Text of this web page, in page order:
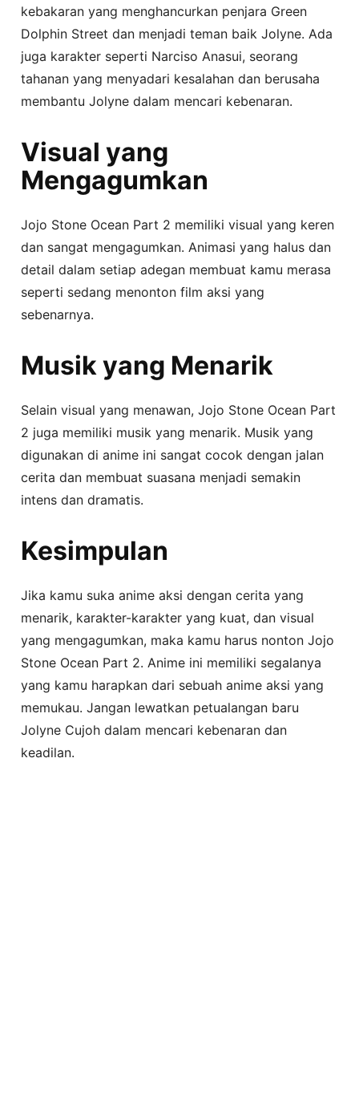
kebakaran yang menghancurkan penjara Green
Dolphin Street dan menjadi teman baik Jolyne. Ada
juga karakter seperti Narciso Anasui, seorang
tahanan yang menyadari kesalahan dan berusaha
membantu Jolyne dalam mencari kebenaran.
Visual yang
Mengagumkan
Jojo Stone Ocean Part 2 memiliki visual yang keren
dan sangat mengagumkan. Animasi yang halus dan
detail dalam setiap adegan membuat kamu merasa
seperti sedang menonton film aksi yang
sebenarnya.
Musik yang Menarik
Selain visual yang menawan, Jojo Stone Ocean Part
2 juga memiliki musik yang menarik. Musik yang
digunakan di anime ini sangat cocok dengan jalan
cerita dan membuat suasana menjadi semakin
intens dan dramatis.
Kesimpulan
Jika kamu suka anime aksi dengan cerita yang
menarik, karakter-karakter yang kuat, dan visual
yang mengagumkan, maka kamu harus nonton Jojo
Stone Ocean Part 2. Anime ini memiliki segalanya
yang kamu harapkan dari sebuah anime aksi yang
memukau. Jangan lewatkan petualangan baru
Jolyne Cujoh dalam mencari kebenaran dan
keadilan.